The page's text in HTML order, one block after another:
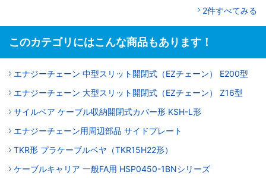
2件すべてみる
このカテゴリにはこんな商品もあります！
エナジーチェーン 中型スリット開閉式（EZチェーン） E200型
エナジーチェーン 大型スリット開閉式（EZチェーン） Z16型
サイルベア ケーブル収納開閉式カバー形 KSH-L形
エナジーチェーン用周辺部品 サイドプレート
TKR形 プラケーブルベヤ（TKR15H22形）
ケーブルキャリア 一般FA用 HSP0450-1BNシリーズ